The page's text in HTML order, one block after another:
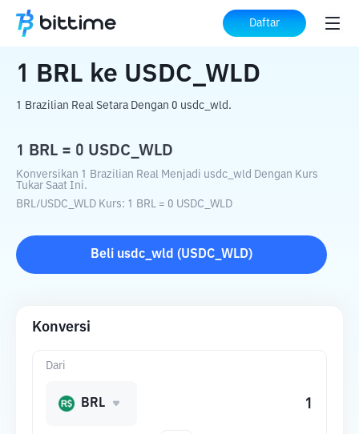
Daftar
Beranda Konverter Kripto ke USDC_WLD
1 BRL ke USDC_WLD
1 Brazilian Real Setara Dengan 0 usdc_wld.
1 BRL = 0 USDC_WLD
Konversikan 1 Brazilian Real Menjadi usdc_wld Dengan Kurs
Tukar Saat Ini.
BRL/USDC_WLD Kurs: 1 BRL = 0 USDC_WLD
Beli usdc_wld (USDC_WLD)
Konversi
Dari
BRL